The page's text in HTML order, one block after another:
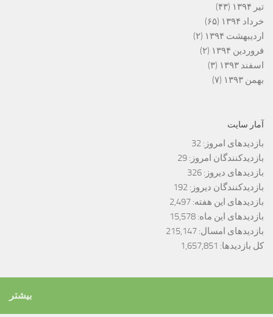
تیر ۱۳۹۴
(۴۳)
خرداد ۱۳۹۴
(۶۵)
اردیبهشت ۱۳۹۴
(۲)
فروردین ۱۳۹۴
(۲)
اسفند ۱۳۹۳
(۳)
بهمن ۱۳۹۳
(۷)
آمار سایت
بازدیدهای امروز: 32
بازدیدکنندگان امروز: 29
بازدیدهای دیروز: 326
بازدیدکنندگان دیروز: 192
بازدیدهای این هفته: 2,497
بازدیدهای این ماه: 15,578
بازدیدهای امسال: 215,147
کل بازدیدها: 1,657,851
بیشتر